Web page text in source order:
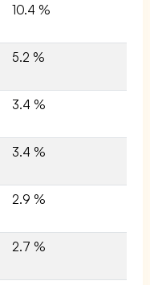
10.4 %
5.2 %
3.4 %
3.4 %
2.9 %
2.7 %